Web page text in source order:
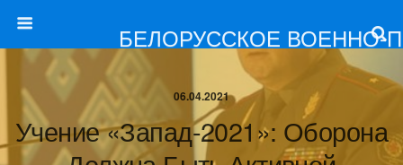
БЕЛОРУССКОЕ ВОЕННО-
06.04.2021
Учение «Запад-2021»: Оборона